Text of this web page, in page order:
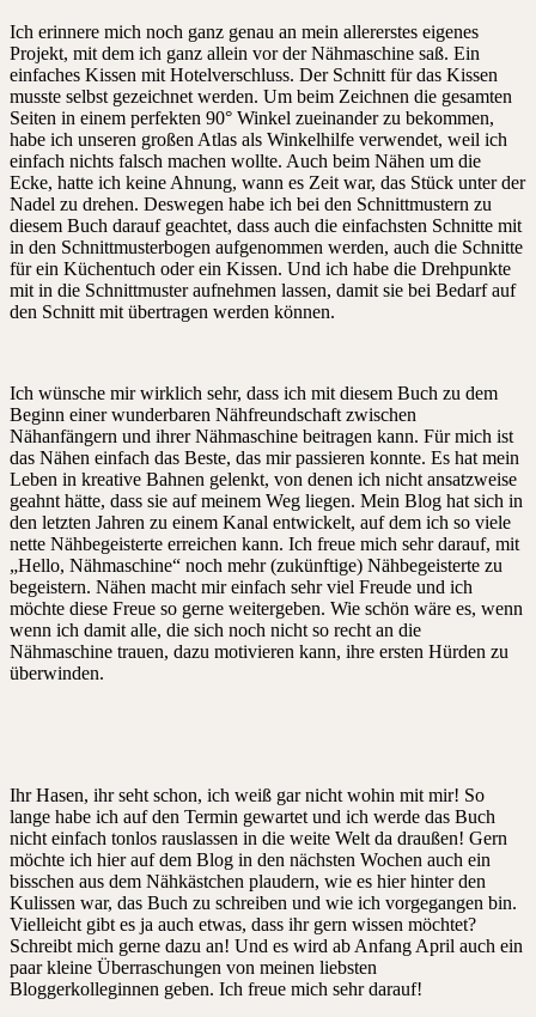
Ich erinnere mich noch ganz genau an mein allererstes eigenes
Projekt, mit dem ich ganz allein vor der Nähmaschine saß. Ein
einfaches Kissen mit Hotelverschluss. Der Schnitt für das Kissen
musste selbst gezeichnet werden. Um beim Zeichnen die gesamten
Seiten in einem perfekten 90° Winkel zueinander zu bekommen,
habe ich unseren großen Atlas als Winkelhilfe verwendet, weil ich
einfach nichts falsch machen wollte. Auch beim Nähen um die
Ecke, hatte ich keine Ahnung, wann es Zeit war, das Stück unter der
Nadel zu drehen. Deswegen habe ich bei den Schnittmustern zu
diesem Buch darauf geachtet, dass auch die einfachsten Schnitte mit
in den Schnittmusterbogen aufgenommen werden, auch die Schnitte
für ein Küchentuch oder ein Kissen. Und ich habe die Drehpunkte
mit in die Schnittmuster aufnehmen lassen, damit sie bei Bedarf auf
den Schnitt mit übertragen werden können.
Ich wünsche mir wirklich sehr, dass ich mit diesem Buch zu dem
Beginn einer wunderbaren Nähfreundschaft zwischen
Nähanfängern und ihrer Nähmaschine beitragen kann. Für mich ist
das Nähen einfach das Beste, das mir passieren konnte. Es hat mein
Leben in kreative Bahnen gelenkt, von denen ich nicht ansatzweise
geahnt hätte, dass sie auf meinem Weg liegen. Mein Blog hat sich in
den letzten Jahren zu einem Kanal entwickelt, auf dem ich so viele
nette Nähbegeisterte erreichen kann. Ich freue mich sehr darauf, mit
„Hello, Nähmaschine“ noch mehr (zukünftige) Nähbegeisterte zu
begeistern. Nähen macht mir einfach sehr viel Freude und ich
möchte diese Freue so gerne weitergeben. Wie schön wäre es, wenn
wenn ich damit alle, die sich noch nicht so recht an die
Nähmaschine trauen, dazu motivieren kann, ihre ersten Hürden zu
überwinden.
Ihr Hasen, ihr seht schon, ich weiß gar nicht wohin mit mir! So
lange habe ich auf den Termin gewartet und ich werde das Buch
nicht einfach tonlos rauslassen in die weite Welt da draußen! Gern
möchte ich hier auf dem Blog in den nächsten Wochen auch ein
bisschen aus dem Nähkästchen plaudern, wie es hier hinter den
Kulissen war, das Buch zu schreiben und wie ich vorgegangen bin.
Vielleicht gibt es ja auch etwas, dass ihr gern wissen möchtet?
Schreibt mich gerne dazu an! Und es wird ab Anfang April auch ein
paar kleine Überraschungen von meinen liebsten
Bloggerkolleginnen geben. Ich freue mich sehr darauf!